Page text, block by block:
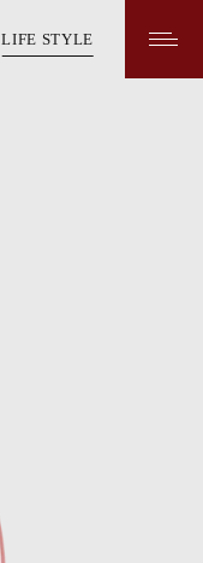
LIFE STYLE